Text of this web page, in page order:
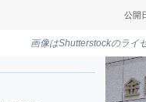
公開
画像はShutterstockのライ